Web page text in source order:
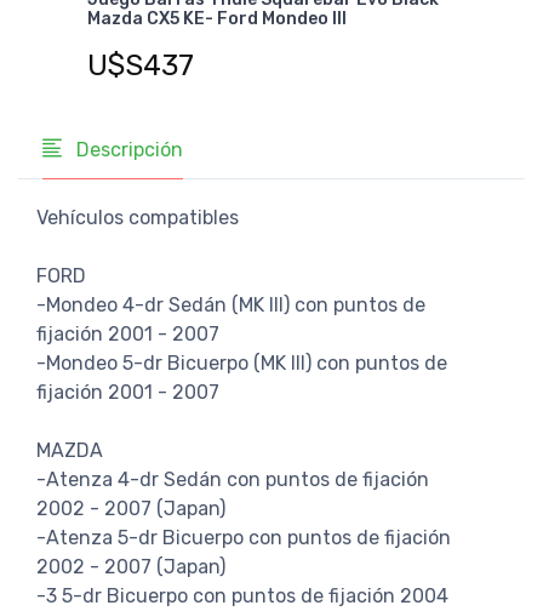
Mazda CX5 KE- Ford Mondeo III
U$S437
Descripción
Vehículos compatibles
FORD
-Mondeo 4-dr Sedán (MK III) con puntos de
fijación 2001 - 2007
-Mondeo 5-dr Bicuerpo (MK III) con puntos de
fijación 2001 - 2007
MAZDA
-Atenza 4-dr Sedán con puntos de fijación
2002 - 2007 (Japan)
-Atenza 5-dr Bicuerpo con puntos de fijación
2002 - 2007 (Japan)
-3 5-dr Bicuerpo con puntos de fijación 2004